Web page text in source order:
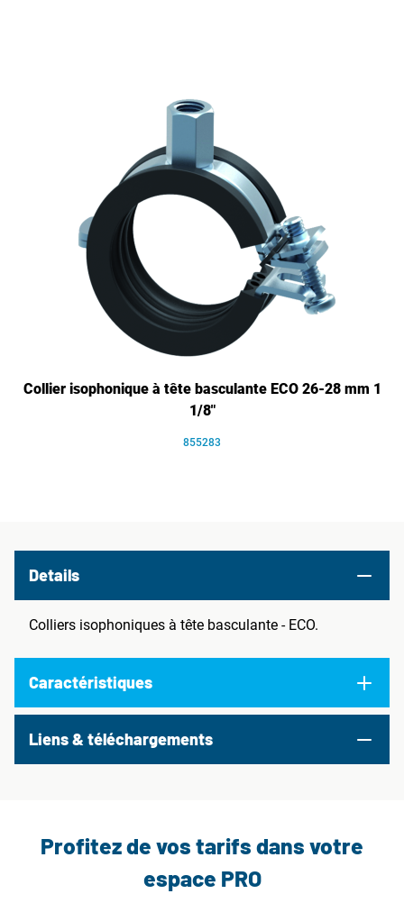
Collier isophonique à tête basculante ECO 26-28 mm 1
1/8"
855283
Details
Colliers isophoniques à tête basculante - ECO.
Caractéristiques
Liens & téléchargements
Profitez de vos tarifs dans votre
espace PRO